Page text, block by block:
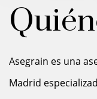
Asegrain es una
Madrid